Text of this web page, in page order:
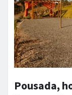
Pousada,